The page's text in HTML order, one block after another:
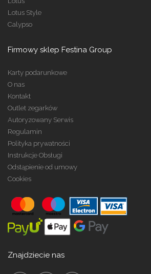
Lotus Style
Calypso
Firmowy sklep Festina Group
Karty podarunkowe
O nas
Kontakt
Outlet zegarków
Autoryzowany Serwis
Regulamin
Polityka prywatności
Instrukcje Obsługi
Odstąpienie od umowy
Cookies
Znajdziecie nas